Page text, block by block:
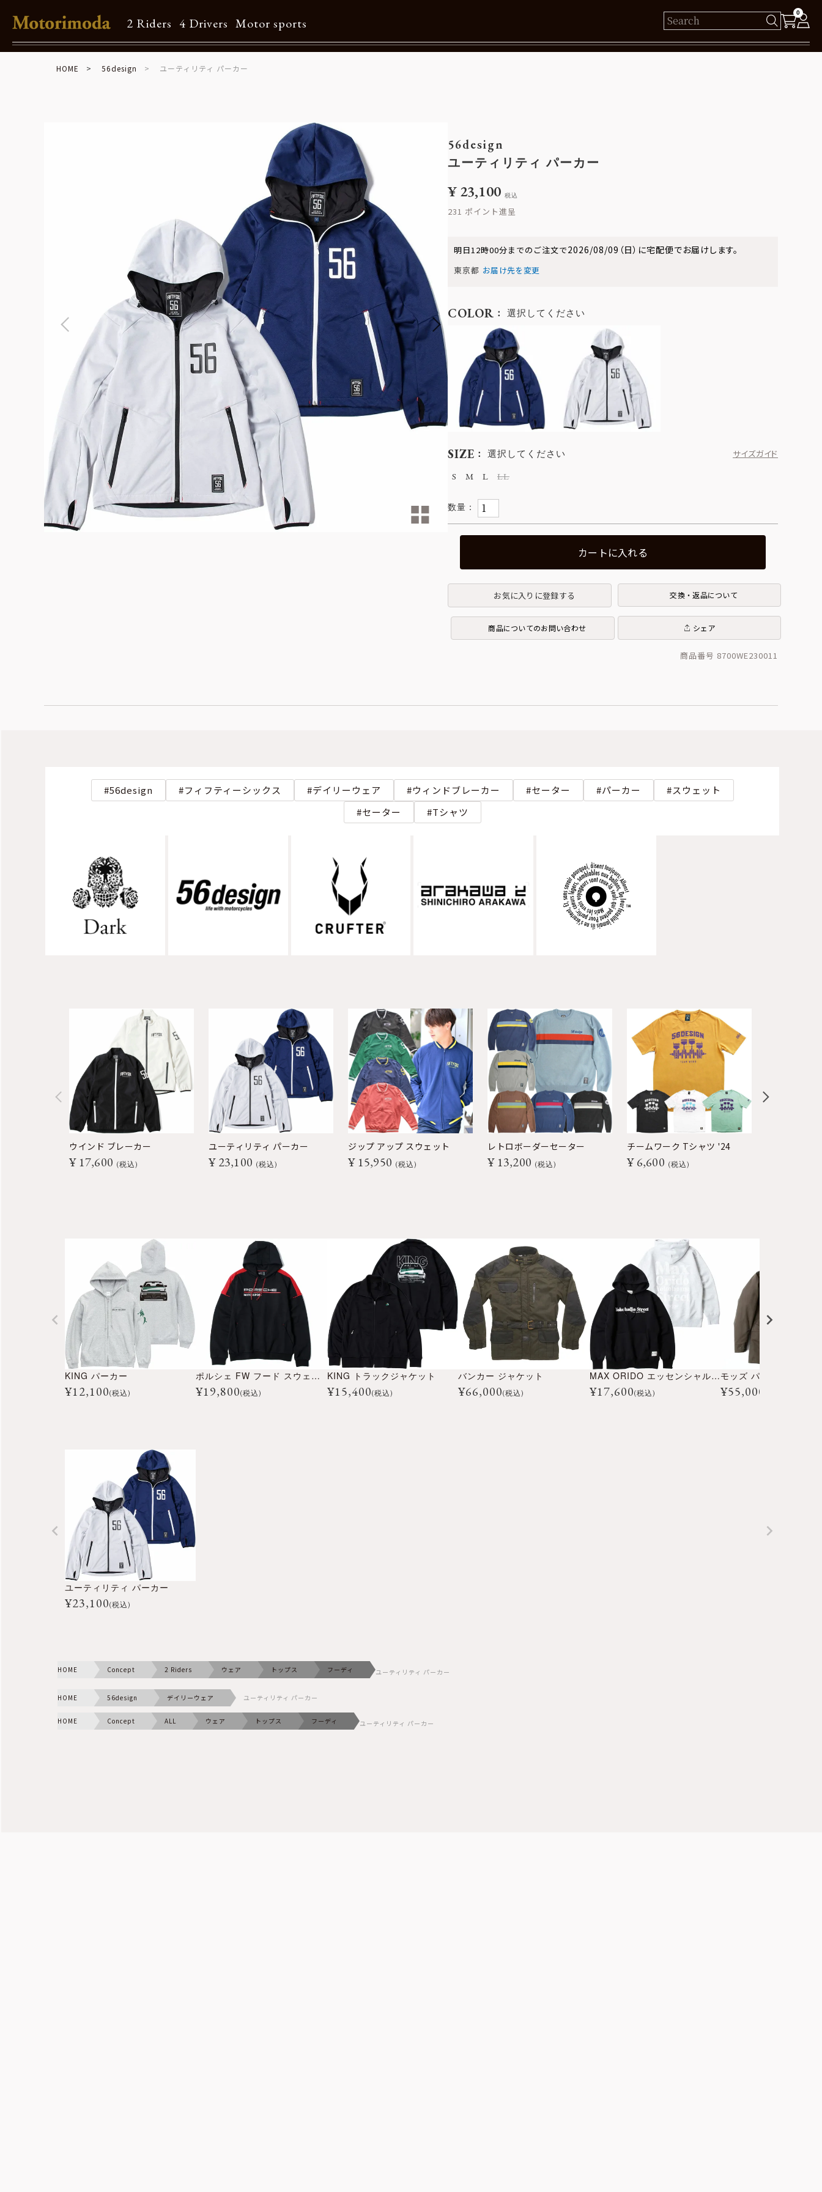
2 Riders 4 Drivers Motor sports
0
Shop Info
HOME 56design ユーティリティ パーカー
56design
ユーティリティ パーカー
¥23,100 税込
231
明日12時00分までのご注文で2026/08/09（日） に宅配便でお届けします。
東京都 お届け先を変更
SIZE 選択してください
サイズガイド
S
M L LL
COLOR 選択してください
カートに入れる
お気に入りに登録する 交換・返品について
商品についてのお問い合わせ シェア
商品番号 8700WE230011
56design フィフティーシックス デイリーウェア ウィンドブレーカー セーター パーカー
スウェット
セーター
Tシャツ
ウインド ブレーカー
¥ 17,600 税込
ユーティリティ パーカー
¥ 23,100 税込
ジップ アップ スウェット
¥ 15,950 税込
レトロボーダーセーター
¥ 13,200 税込
チームワーク Tシャツ '24
¥ 6,600 税込
KING パーカー
¥12,100(税込)
ポルシェ FW フード スウェット パーカー
¥19,800(税込)
KING トラックジャケット
¥15,400(税込)
バンカー ジャケット
¥66,000(税込)
MAX ORIDO エッセンシャル プルオーバー フーディー
¥17,600(税込)
モッズ パーカー
¥55,000
ユーティリティ パーカー
¥23,100(税込)
HOME Concept 2 Riders ウェア トップス フーディ ユーティリティ パーカー
HOME 56design デイリーウェア ユーティリティ パーカー
HOME Concept ALL ウェア トップス フーディ ユーティリティ パーカー